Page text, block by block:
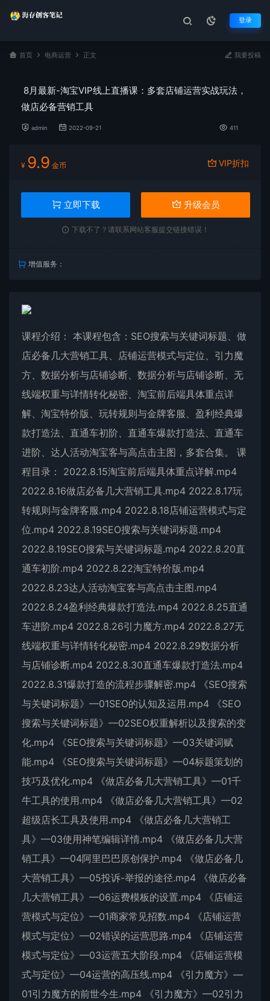
登录
首页 电商运营 正文 我要投稿
8月最新-淘宝VIP线上直播课：多套店铺运营实战玩法，
做店必备营销工具
admin 2022-09-21 411
¥ 9.9 金币 VIP折扣
立即下载 升级会员
下载不了？请联系网站客服提交链接错误！
增值服务：
课程介绍： 本课程包含：SEO搜索与关键词标题、做
店必备几大营销工具、店铺运营模式与定位、引力魔
方、数据分析与店铺诊断、数据分析与店铺诊断、无
线端权重与详情转化秘密、淘宝前后端具体重点详
解、淘宝特价版、玩转规则与金牌客服、盈利经典爆
款打造法、直通车初阶、直通车爆款打造法、直通车
进阶、达人活动淘宝客与高点击主图，多套合集。 课
程目录： 2022.8.15淘宝前后端具体重点详解.mp4
2022.8.16做店必备几大营销工具.mp4 2022.8.17玩
转规则与金牌客服.mp4 2022.8.18店铺运营模式与定
位.mp4 2022.8.19SEO搜索与关键词标题.mp4
2022.8.19SEO搜索与关键词标题.mp4 2022.8.20直
通车初阶.mp4 2022.8.22淘宝特价版.mp4
2022.8.23达人活动淘宝客与高点击主图.mp4
2022.8.24盈利经典爆款打造法.mp4 2022.8.25直通
车进阶.mp4 2022.8.26引力魔方.mp4 2022.8.27无
线端权重与详情转化秘密.mp4 2022.8.29数据分析
与店铺诊断.mp4 2022.8.30直通车爆款打造法.mp4
2022.8.31爆款打造的流程步骤解密.mp4 《SEO搜索
与关键词标题》—01SEO的认知及运用.mp4 《SEO
搜索与关键词标题》—02SEO权重解析以及搜索的变
化.mp4 《SEO搜索与关键词标题》—03关键词赋
能.mp4 《SEO搜索与关键词标题》—04标题策划的
技巧及优化.mp4 《做店必备几大营销工具》—01千
牛工具的使用.mp4 《做店必备几大营销工具》—02
超级店长工具及使用.mp4 《做店必备几大营销工
具》—03使用神笔编辑详情.mp4 《做店必备几大营
销工具》—04阿里巴巴原创保护.mp4 《做店必备几
大营销工具》—05投诉-举报的途径.mp4 《做店必备
几大营销工具》—06运费模板的设置.mp4 《店铺运
营模式与定位》—01商家常见招数.mp4 《店铺运营
模式与定位》—02错误的运营思路.mp4 《店铺运营
模式与定位》—03运营五大阶段.mp4 《店铺运营模
式与定位》—04运营的高压线.mp4 《引力魔方》—
01引力魔方的前世今生.mp4 《引力魔方》—02引力